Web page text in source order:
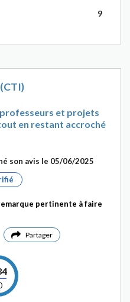
9
et projets
en restant accroché
son avis le 05/06/2025
pertinente à faire
Partager